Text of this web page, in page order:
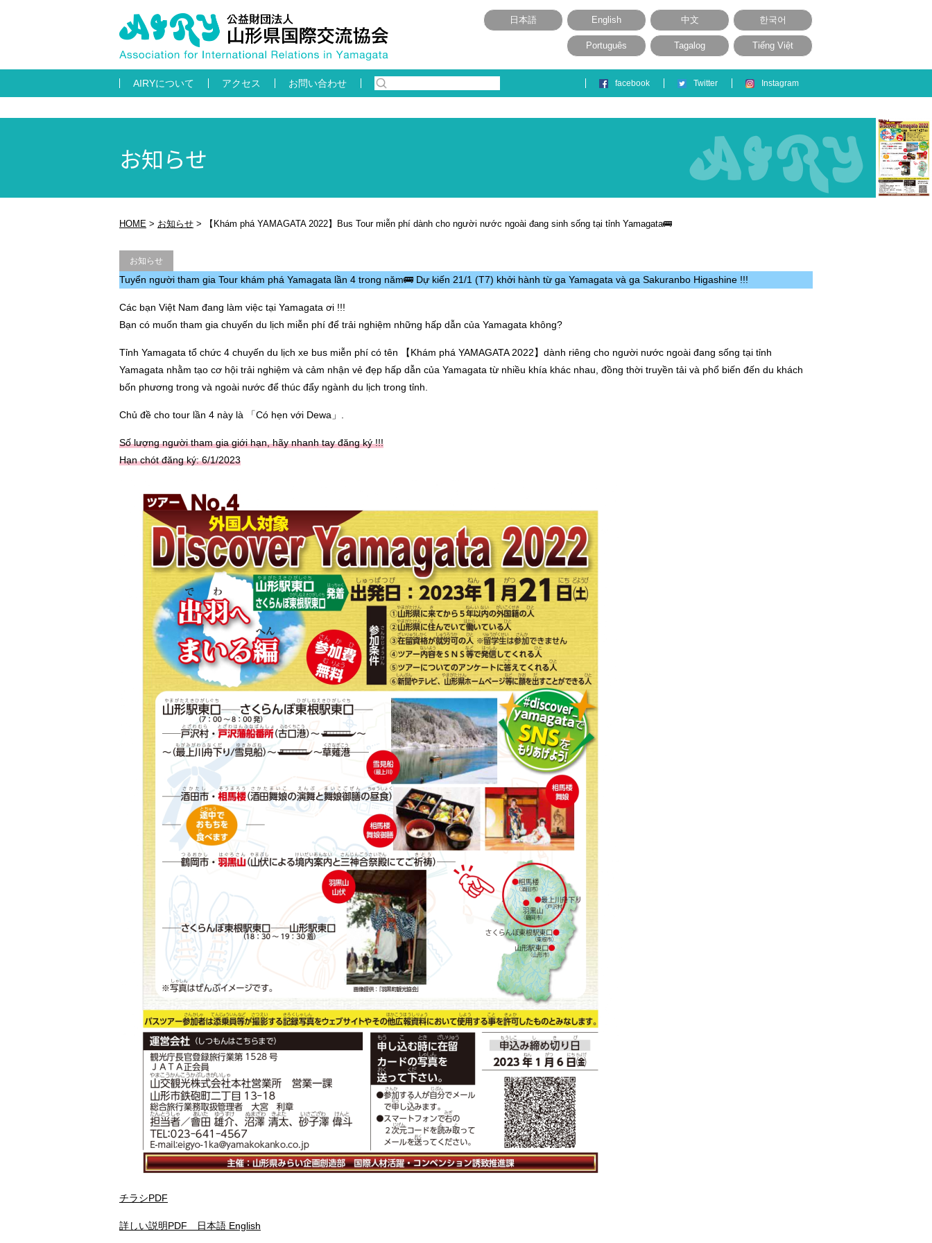
日本語 English 中文 한국어
Português Tagalog Tiếng Việt
AIRYについて アクセス お問い合わせ facebook Twitter Instagram
お知らせ
HOME > お知らせ > 【Khám phá YAMAGATA 2022】Bus Tour miễn phí dành cho người nước ngoài đang sinh sống tại tỉnh Yamagata🚌
お知らせ
Tuyển người tham gia Tour khám phá Yamagata lần 4 trong năm🚌 Dự kiến 21/1 (T7) khởi hành từ ga Yamagata và ga Sakuranbo Higashine !!!
Các bạn Việt Nam đang làm việc tại Yamagata ơi !!!
Bạn có muốn tham gia chuyến du lịch miễn phí để trải nghiệm những hấp dẫn của Yamagata không?
Tỉnh Yamagata tổ chức 4 chuyến du lịch xe bus miễn phí có tên 【Khám phá YAMAGATA 2022】dành riêng cho người nước ngoài đang sống tại tỉnh
Yamagata nhằm tạo cơ hội trải nghiệm và cảm nhận vẻ đẹp hấp dẫn của Yamagata từ nhiều khía khác nhau, đồng thời truyền tải và phổ biến đến du khách
bốn phương trong và ngoài nước để thúc đẩy ngành du lịch trong tỉnh.
Chủ đề cho tour lần 4 này là 「Có hẹn với Dewa」.
Số lượng người tham gia giới hạn, hãy nhanh tay đăng ký !!!
Hạn chót đăng ký: 6/1/2023
チラシPDF
詳しい説明PDF 日本語 English